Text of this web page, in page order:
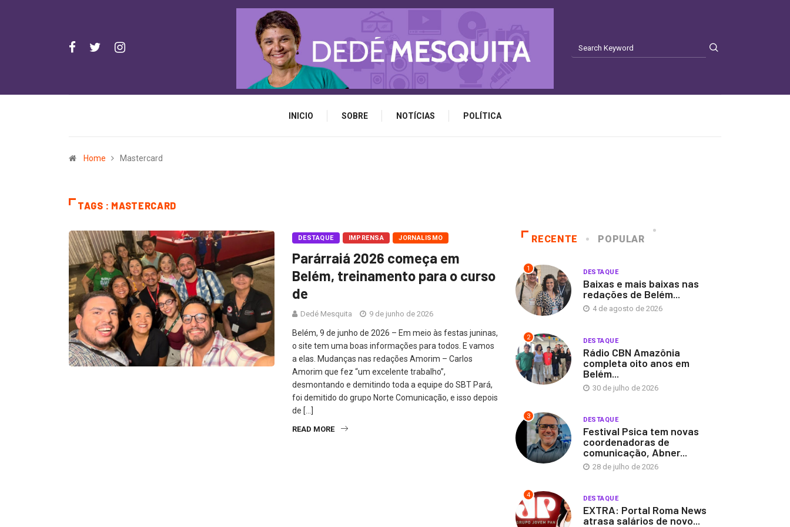
INICIO SOBRE NOTÍCIAS POLÍTICA
Home Mastercard
TAGS : MASTERCARD
DESTAQUE IMPRENSA JORNALISMO
Parárraiá 2026 começa em
Belém, treinamento para o curso
de
Dedé Mesquita 9 de junho de 2026
Belém, 9 de junho de 2026 – Em meio às festas juninas,
o site tem uma boas informações para todos. E vamos
a elas. Mudanças nas redações Amorim – Carlos
Amorim que fez “um excelente trabalho”,
desmontando e demitindo toda a equipe do SBT Pará,
foi demitido do grupo Norte Comunicação, e isso depois
de […]
READ MORE
RECENTE POPULAR
1 DESTAQUE
Baixas e mais baixas nas
redações de Belém...
4 de agosto de 2026
2 DESTAQUE
Rádio CBN Amazônia
completa oito anos em
Belém...
30 de julho de 2026
3 DESTAQUE
Festival Psica tem novas
coordenadoras de
comunicação, Abner...
28 de julho de 2026
4 DESTAQUE
EXTRA: Portal Roma News
atrasa salários de novo...